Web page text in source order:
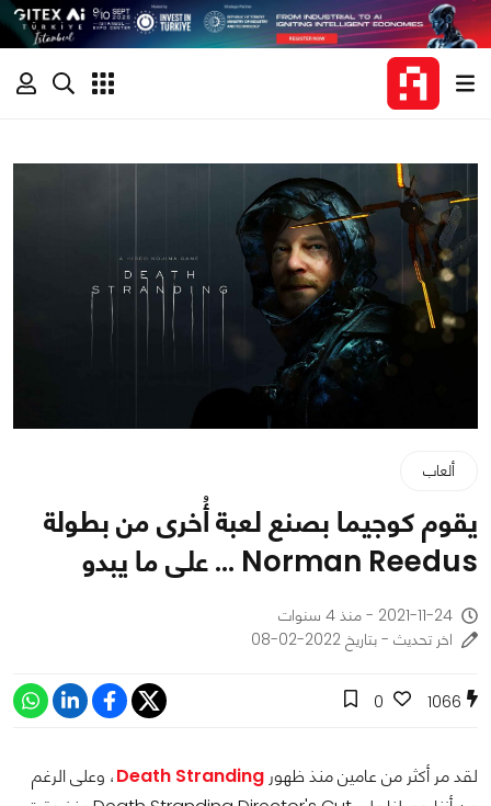
ألعاب
يقوم كوجيما بصنع لعبة أُخرى من بطولة
Norman Reedus ... على ما يبدو
2021-11-24 - منذ 4 سنوات
اخر تحديث - بتاريخ 2022-02-08
1066
0
لقد مر أكثر من عامين منذ ظهور Death Stranding، وعلى الرغم